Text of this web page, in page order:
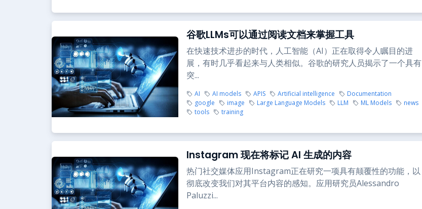
谷歌LLMs可以通过阅读文档来掌握工具
在快速技术进步的时代，人工智能（AI）正在取得令人瞩目的进
展，有时几乎看起来与人类相似。谷歌的研究人员揭示了一个具有
突...
AI AI models APIS Artificial intelligence
Documentation
google
image Large Language Models LLM ML Models
news
tools
training
Instagram 现在将标记 AI 生成的内容
热门社交媒体应用Instagram正在研究一项具有颠覆性的功能，以
彻底改变我们对其平台内容的感知。应用研究员Alessandro
Paluzzi...